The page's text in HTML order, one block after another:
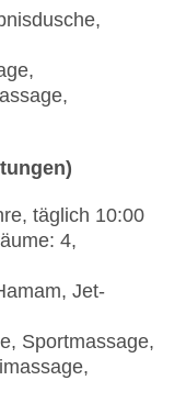
täglich 10:00
4,
Jet-
Sportmassage,